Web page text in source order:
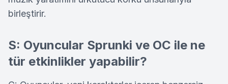
birleştirir.
S: Oyuncular Sprunki ve OC ile ne
tür etkinlikler yapabilir?